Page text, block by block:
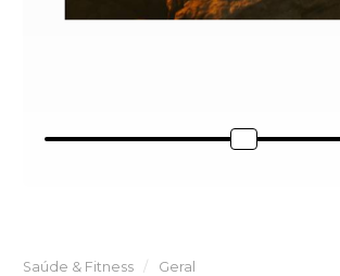
Saúde & Fitness Geral